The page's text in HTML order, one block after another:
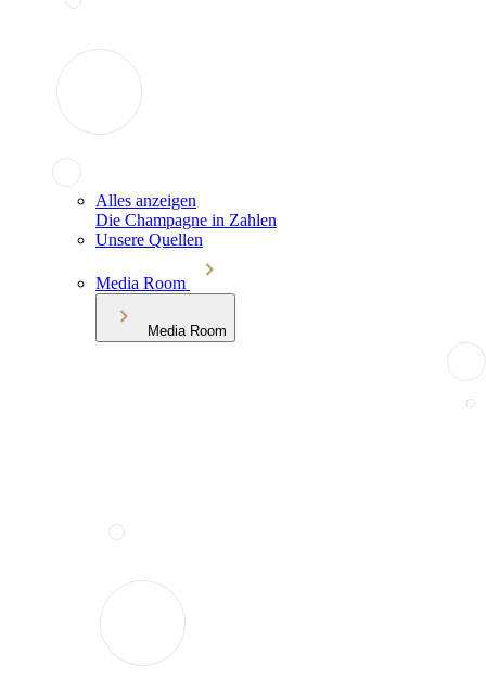
Alles anzeigen
Die Champagne in Zahlen
Unsere Quellen
Media Room
Media Room